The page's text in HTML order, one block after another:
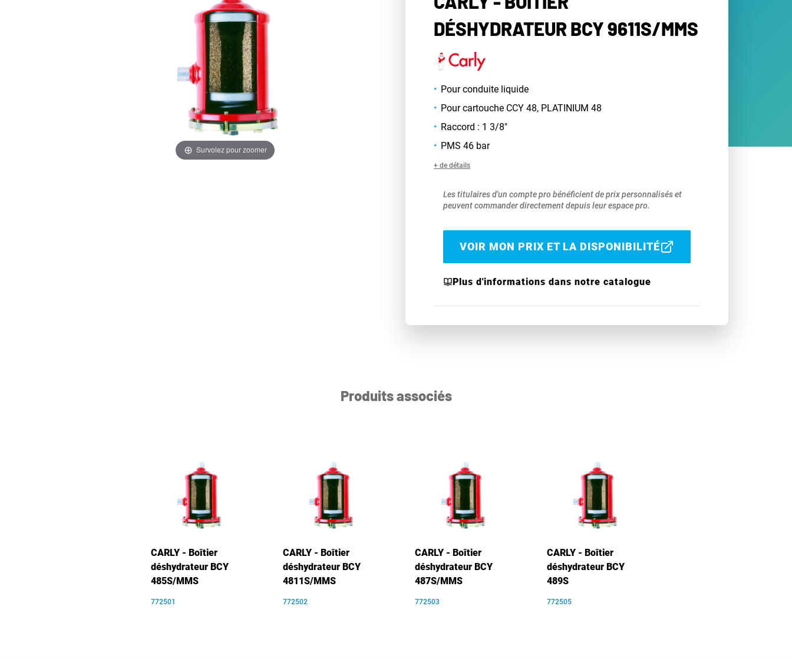
Survolez pour zoomer
DÉSHYDRATEUR BCY 9611S/MMS
Pour conduite liquide
Pour cartouche CCY 48, PLATINIUM 48
Raccord : 1 3/8"
PMS 46 bar
+ de détails
Les titulaires d'un compte pro bénéficient de prix personnalisés et
peuvent commander directement depuis leur espace pro.
VOIR MON PRIX ET LA DISPONIBILITÉ
Plus d'informations dans notre catalogue
Produits associés
CARLY - Boîtier
déshydrateur BCY
485S/MMS
772501
CARLY - Boîtier
déshydrateur BCY
4811S/MMS
772502
CARLY - Boîtier
déshydrateur BCY
487S/MMS
772503
CARLY - Boîtier
déshydrateur BCY
489S
772505